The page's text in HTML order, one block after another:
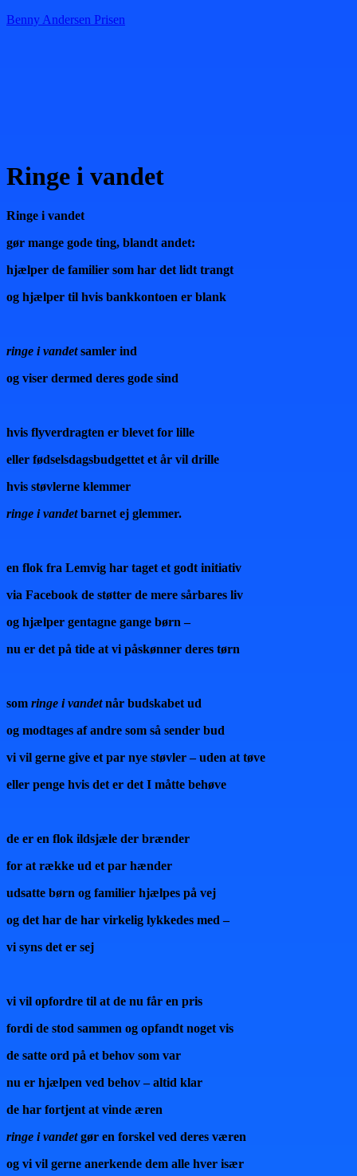
Benny Andersen Prisen
Ringe i vandet
Ringe i vandet
gør mange gode ting, blandt andet:
hjælper de familier som har det lidt trangt
og hjælper til hvis bankkontoen er blank
ringe i vandetsamler ind
og viser dermed deres gode sind
hvis flyverdragten er blevet for lille
eller fødselsdagsbudgettet et år vil drille
hvis støvlerne klemmer
ringe i vandetbarnet ej glemmer.
en flok fra Lemvig har taget et godt initiativ
via Facebook de støtter de mere sårbares liv
og hjælper gentagne gange børn –
nu er det på tide at vi påskønner deres tørn
som ringe i vandetnår budskabet ud
og modtages af andre som så sender bud
vi vil gerne give et par nye støvler – uden at tøve
eller penge hvis det er det I måtte behøve
de er en flok ildsjæle der brænder
for at række ud et par hænder
udsatte børn og familier hjælpes på vej
og det har de har virkelig lykkedes med –
vi syns det er sej
vi vil opfordre til at de nu får en pris
fordi de stod sammen og opfandt noget vis
de satte ord på et behov som var
nu er hjælpen ved behov – altid klar
de har fortjent at vinde æren
ringe i vandetgør en forskel ved deres væren
og vi vil gerne anerkende dem alle hver især